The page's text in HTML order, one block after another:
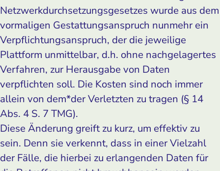
Netzwerkdurchsetzungsgesetzes wurde aus dem
vormaligen Gestattungsanspruch nunmehr ein
Verpflichtungsanspruch, der die jeweilige
Plattform unmittelbar, d.h. ohne nachgelagertes
Verfahren, zur Herausgabe von Daten
verpflichten soll. Die Kosten sind noch immer
allein von dem*der Verletzten zu tragen (§ 14
Abs. 4 S. 7 TMG).
Diese Änderung greift zu kurz, um effektiv zu
sein. Denn sie verkennt, dass in einer Vielzahl
der Fälle, die hierbei zu erlangenden Daten für